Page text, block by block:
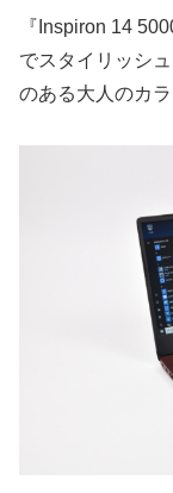
『Inspiron 14
でスタイリッシ
のある大人のカラ